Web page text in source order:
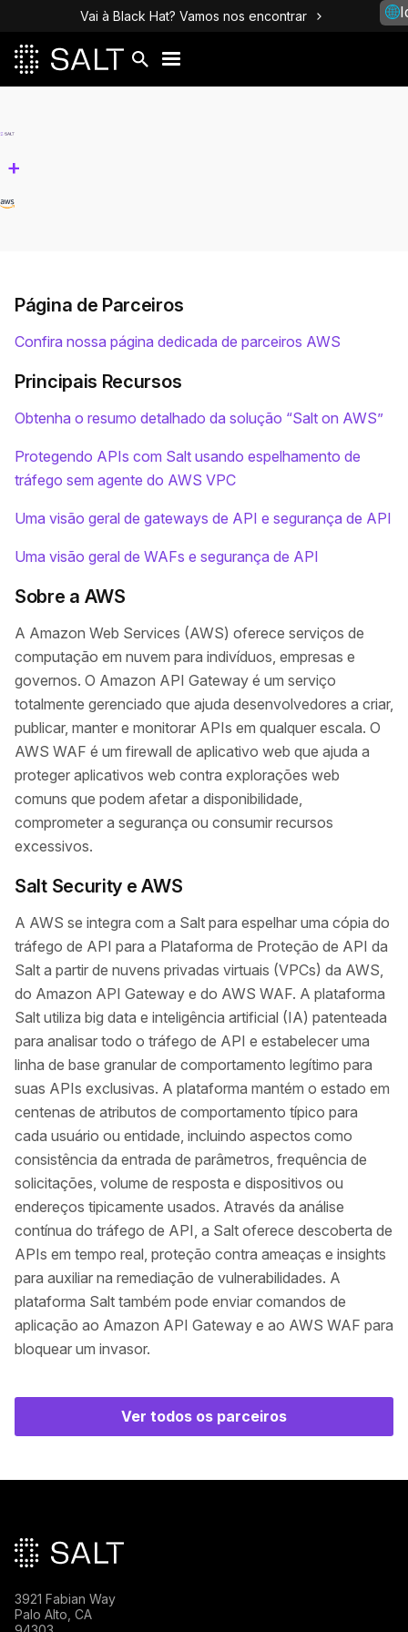
Vai à Black Hat? Vamos nos encontrar
+
Página de Parceiros
Confira nossa página dedicada de parceiros AWS
Principais Recursos
Obtenha o resumo detalhado da solução “Salt on AWS”
Protegendo APIs com Salt usando espelhamento de
tráfego sem agente do AWS VPC
Uma visão geral de gateways de API e segurança de API
Uma visão geral de WAFs e segurança de API
Sobre a AWS
A Amazon Web Services (AWS) oferece serviços de
computação em nuvem para indivíduos, empresas e
governos. O Amazon API Gateway é um serviço
totalmente gerenciado que ajuda desenvolvedores a criar,
publicar, manter e monitorar APIs em qualquer escala. O
AWS WAF é um firewall de aplicativo web que ajuda a
proteger aplicativos web contra explorações web
comuns que podem afetar a disponibilidade,
comprometer a segurança ou consumir recursos
excessivos.
Salt Security e AWS
A AWS se integra com a Salt para espelhar uma cópia do
tráfego de API para a Plataforma de Proteção de API da
Salt a partir de nuvens privadas virtuais (VPCs) da AWS,
do Amazon API Gateway e do AWS WAF. A plataforma
Salt utiliza big data e inteligência artificial (IA) patenteada
para analisar todo o tráfego de API e estabelecer uma
linha de base granular de comportamento legítimo para
suas APIs exclusivas. A plataforma mantém o estado em
centenas de atributos de comportamento típico para
cada usuário ou entidade, incluindo aspectos como
consistência da entrada de parâmetros, frequência de
solicitações, volume de resposta e dispositivos ou
endereços tipicamente usados. Através da análise
contínua do tráfego de API, a Salt oferece descoberta de
APIs em tempo real, proteção contra ameaças e insights
para auxiliar na remediação de vulnerabilidades. A
plataforma Salt também pode enviar comandos de
aplicação ao Amazon API Gateway e ao AWS WAF para
bloquear um invasor.
Ver todos os parceiros
3921 Fabian Way
Palo Alto, CA